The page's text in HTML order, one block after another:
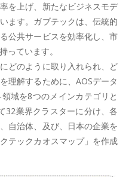
を上げ、新たなビジネスモデ
ます。ガブテックは、伝統的
公共サービスを効率化し、市
っています。
どのように取り入れられ、ど
理解するために、AOSデータ
域を8つのメインカテゴリと
32業界クラスターに分け、各
自治体、及び、日本の企業を
テックカオスマップ」を作成